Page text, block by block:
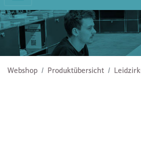
Webshop Produktübersicht
Leidzirkular Margeriten